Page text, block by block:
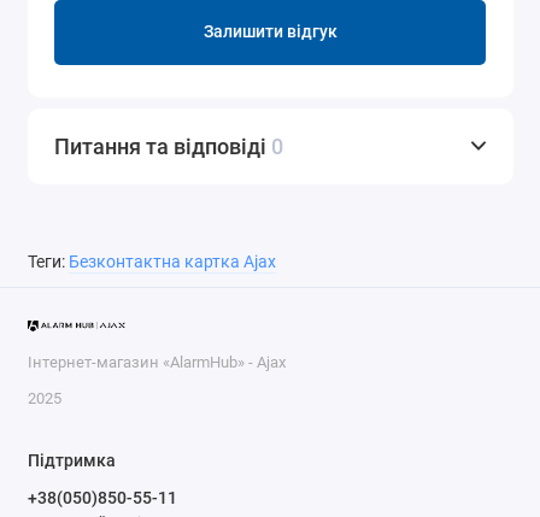
Залишити відгук
Питання та відповіді 0
Теги: Безконтактна картка Ajax
Інтернет-магазин «AlarmHub» - Ajax
2025
Підтримка
+38(050)850-55-11